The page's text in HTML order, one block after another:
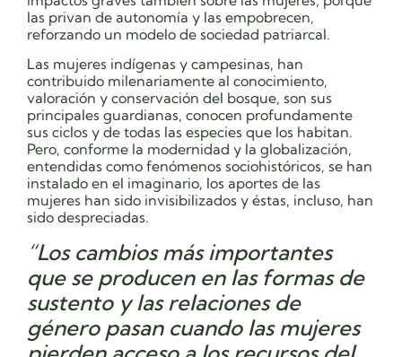
las privan de autonomía y las empobrecen,
reforzando un modelo de sociedad patriarcal.
Las mujeres indígenas y campesinas, han
contribuido milenariamente al conocimiento,
valoración y conservación del bosque, son sus
principales guardianas, conocen profundamente
sus ciclos y de todas las especies que los habitan.
Pero, conforme la modernidad y la globalización,
entendidas como fenómenos sociohistóricos, se han
instalado en el imaginario, los aportes de las
mujeres han sido invisibilizados y éstas, incluso, han
sido despreciadas.
“Los cambios más importantes
que se producen en las formas de
sustento y las relaciones de
género pasan cuando las mujeres